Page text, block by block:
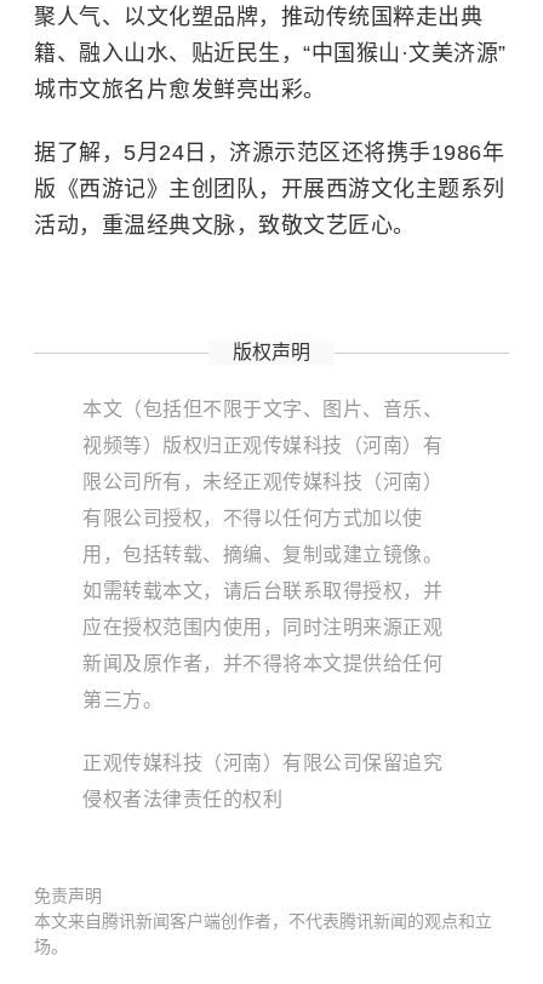
聚人气、以文化塑品牌，推动传统国粹走出典
籍、融入山水、贴近民生，“中国猴山·文美济源”
城市文旅名片愈发鲜亮出彩。
据了解，5月24日，济源示范区还将携手1986年
版《西游记》主创团队，开展西游文化主题系列
活动，重温经典文脉，致敬文艺匠心。
版权声明
本文（包括但不限于文字、图片、音乐、
视频等）版权归正观传媒科技（河南）有
限公司所有，未经正观传媒科技（河南）
有限公司授权，不得以任何方式加以使
用，包括转载、摘编、复制或建立镜像。
如需转载本文，请后台联系取得授权，并
应在授权范围内使用，同时注明来源正观
新闻及原作者，并不得将本文提供给任何
第三方。
正观传媒科技（河南）有限公司保留追究
侵权者法律责任的权利
免责声明
本文来自腾讯新闻客户端创作者，不代表腾讯新闻的观点和立
场。